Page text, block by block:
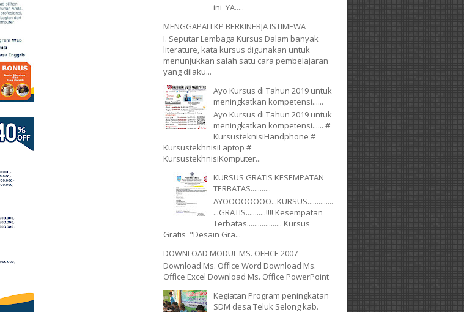
ini YA.....
MENGGAPAI LKP BERKINERJA ISTIMEWA
I. Seputar Lembaga Kursus Dalam banyak
literature, kata kursus digunakan untuk
menunjukkan salah satu cara pembelajaran
yang dilaku...
Ayo Kursus di Tahun 2019 untuk
meningkatkan kompetensi......
Ayo Kursus di Tahun 2019 untuk
meningkatkan kompetensi...... #
KursusteknisiHandphone #
KursustekhnisiLaptop #
KursustekhnisiKomputer...
KURSUS GRATIS KESEMPATAN
TERBATAS...........
AYOOOOOOOO...KURSUS..............
...GRATIS...........!!!! Kesempatan
Terbatas................... Kursus
Gratis "Desain Gra...
DOWNLOAD MODUL MS. OFFICE 2007
Download Ms. Office Word Download Ms.
Office Excel Download Ms. Office PowerPoint
Kegiatan Program peningkatan
SDM desa Teluk Selong kab.